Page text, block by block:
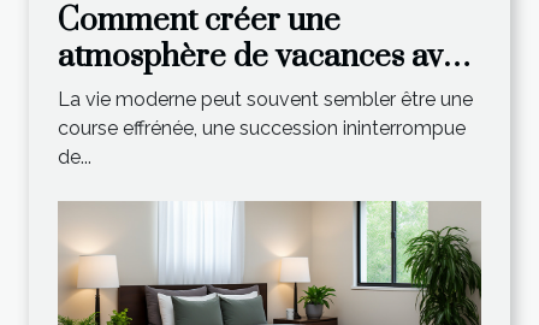
Comment créer une
atmosphère de vacances avec
un spa extérieur ?
La vie moderne peut souvent sembler être une
course effrénée, une succession ininterrompue
de...